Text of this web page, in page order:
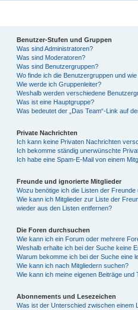
Benutzer-Stufen und Gruppen
Was sind Administratoren?
Was sind Moderatoren?
Was sind Benutzergruppen?
Wo finde ich die Benutzergruppen und
Wie werde ich Gruppenleiter?
Weshalb werden verschiedene
Was ist eine Hauptgruppe?
Was bedeutet der „Das Team“-Link auf
Private Nachrichten
Ich kann keine Privaten Nachrichten
Ich bekomme ständig unerwünschte
Ich habe eine Spam-E-Mail von einem
Freunde und ignorierte Mitglieder
Wozu benötige ich die Listen der Freunde
Wie kann ich Mitglieder zur Liste der
wieder aus den Listen entfernen?
Die Foren durchsuchen
Wie kann ich ein Forum oder mehrere
Weshalb erhalte ich bei der Suche keine
Warum bekomme ich bei der Suche eine
Wie kann ich nach Mitgliedern suchen?
Wie kann ich meine eigenen Beiträge und
Abonnements und Lesezeichen
Was ist der Unterschied zwischen einem